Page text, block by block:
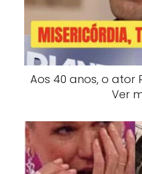
Aos 40 anos, o ator
Ver